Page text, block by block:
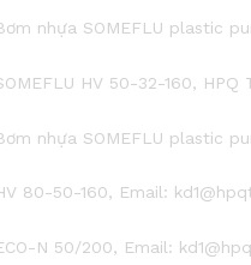
nhựa SOMEFLU plastic
HV 50-32-160, HPQ
nhựa SOMEFLU plastic
80-50-160, Email:
N 50/200, Email: